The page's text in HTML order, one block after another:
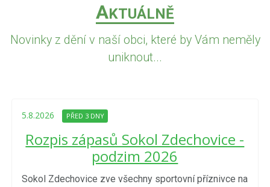
AKTUÁLNĚ
Novinky z dění v naší obci, které by Vám neměly
uniknout...
5.8.2026 PŘED 3 DNY
Rozpis zápasů Sokol Zdechovice -
podzim 2026
Sokol Zdechovice zve všechny sportovní příznivce na